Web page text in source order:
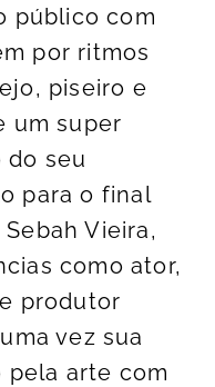
público com
por ritmos
piseiro e
um super
do seu
para o final
Vieira,
como ator,
produtor
vez sua
pela arte com